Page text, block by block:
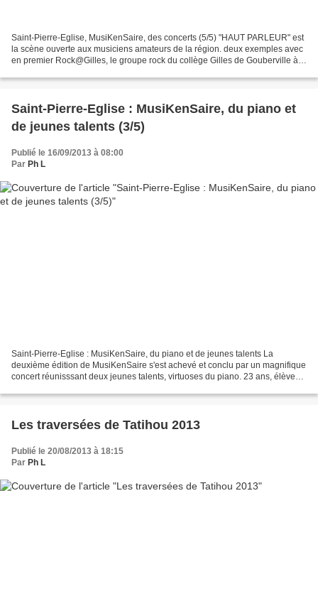
Saint-Pierre-Eglise, MusiKenSaire, des concerts (5/5) "HAUT PARLEUR" est
la scène ouverte aux musiciens amateurs de la région. deux exemples avec
en premier Rock@Gilles, le groupe rock du collège Gilles de Gouberville à
Saint-Pierre-Eglise : MusiKenSaire, du piano et
de jeunes talents (3/5)
Publié le 16/09/2013 à 08:00
Par Ph L
Saint-Pierre-Eglise : MusiKenSaire, du piano et de jeunes talents La
deuxième édition de MusiKenSaire s'est achevé et conclu par un magnifique
concert réunisssant deux jeunes talents, virtuoses du piano. 23 ans, élève
Les traversées de Tatihou 2013
Publié le 20/08/2013 à 18:15
Par Ph L